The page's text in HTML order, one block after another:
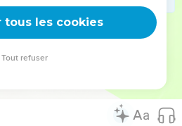
qu'on la trouve.
mieux que l’héroïsme ; mieux
tous les cookies
Tout refuser